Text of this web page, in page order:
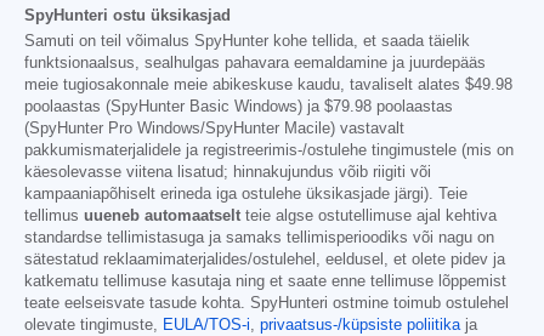
SpyHunteri ostu üksikasjad
Samuti on teil võimalus SpyHunter kohe tellida, et saada täielik
funktsionaalsus, sealhulgas pahavara eemaldamine ja juurdepääs
meie tugiosakonnale meie abikeskuse kaudu, tavaliselt alates $49.98
poolaastas (SpyHunter Basic Windows) ja $79.98 poolaastas
(SpyHunter Pro Windows/SpyHunter Macile) vastavalt
pakkumismaterjalidele ja registreerimis-/ostulehe tingimustele (mis on
käesolevasse viitena lisatud; hinnakujundus võib riigiti või
kampaaniapõhiselt erineda iga ostulehe üksikasjade järgi). Teie
tellimus uueneb automaatselt teie algse ostutellimuse ajal kehtiva
standardse tellimistasuga ja samaks tellimisperioodiks või nagu on
sätestatud reklaamimaterjalides/ostulehel, eeldusel, et olete pidev ja
katkematu tellimuse kasutaja ning et saate enne tellimuse lõppemist
teate eelseisvate tasude kohta. SpyHunteri ostmine toimub ostulehel
olevate tingimuste, EULA/TOS-i, privaatsus-/küpsiste poliitikaja